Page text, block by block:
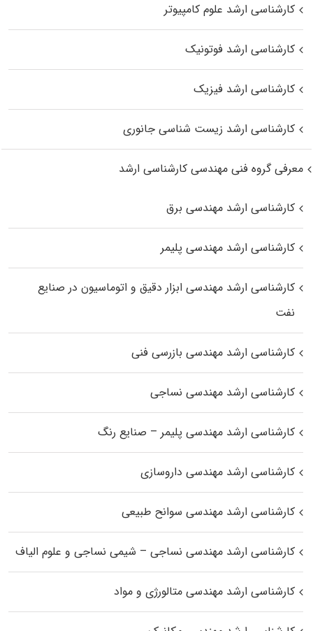
کارشناسی ارشد علوم کامپیوتر
کارشناسی ارشد فوتونیک
کارشناسی ارشد فیزیک
کارشناسی ارشد زیست‌ شناسی جانوری
معرفی گروه فنی مهندسی کارشناسی ارشد
کارشناسی ارشد مهندسی برق
کارشناسی ارشد مهندسی پلیمر
کارشناسی ارشد مهندسی ابزار دقیق و اتوماسیون در صنایع
نفت
کارشناسی ارشد مهندسی بازرسی فنی
کارشناسی ارشد مهندسی نساجی
کارشناسی ارشد مهندسی پلیمر – صنایع رنگ
کارشناسی ارشد مهندسی داروسازی
کارشناسی ارشد مهندسی سوانح طبیعی
کارشناسی ارشد مهندسی نساجی – شیمی نساجی و علوم الیاف
کارشناسی ارشد مهندسی متالورژی و مواد